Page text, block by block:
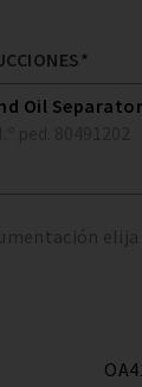
Oil